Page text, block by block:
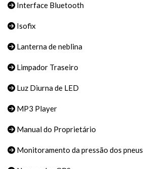
Interface Bluetooth
Isofix
Lanterna de neblina
Limpador Traseiro
Luz Diurna de LED
MP3 Player
Manual do Proprietário
Monitoramento da pressão dos pneus